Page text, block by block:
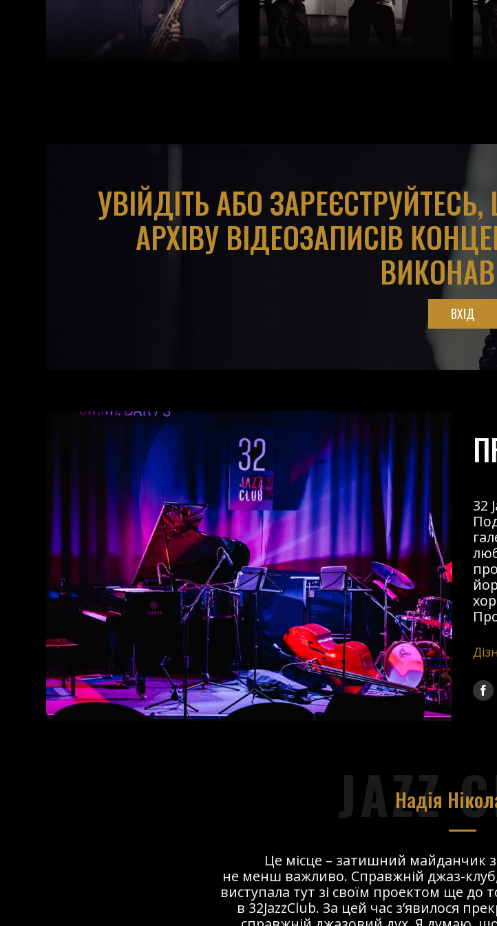
УВІЙДІТЬ АБО
АРХІВУ ВІДЕОЗАПИСІВ
ВХІД
32
JAZZ
Надія
Це місце – затишний майданчик
не менш важливо. Справжній джаз-
виступала тут зі своїм проектом ще до
в 32JazzClub. За цей час з’явилося